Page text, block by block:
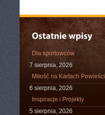
Dla sportowców
7 sierpnia, 2026
Miłość na Kartach Powieści
6 sierpnia, 2026
Inspiracje i Projekty
5 sierpnia, 2026